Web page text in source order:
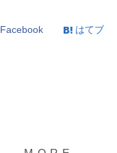
Facebook はてブ